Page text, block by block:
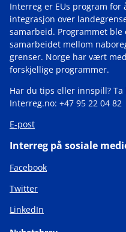
Interreg er EUs program for
integrasjon over
samarbeid. Programmet
samarbeidet mellom
grenser. Norge har vært
forskjellige programmer.
Har du tips eller innspill?
Interreg.no: +47 95 22 04 82
E-post
Interreg på sosiale
Facebook
Twitter
LinkedIn